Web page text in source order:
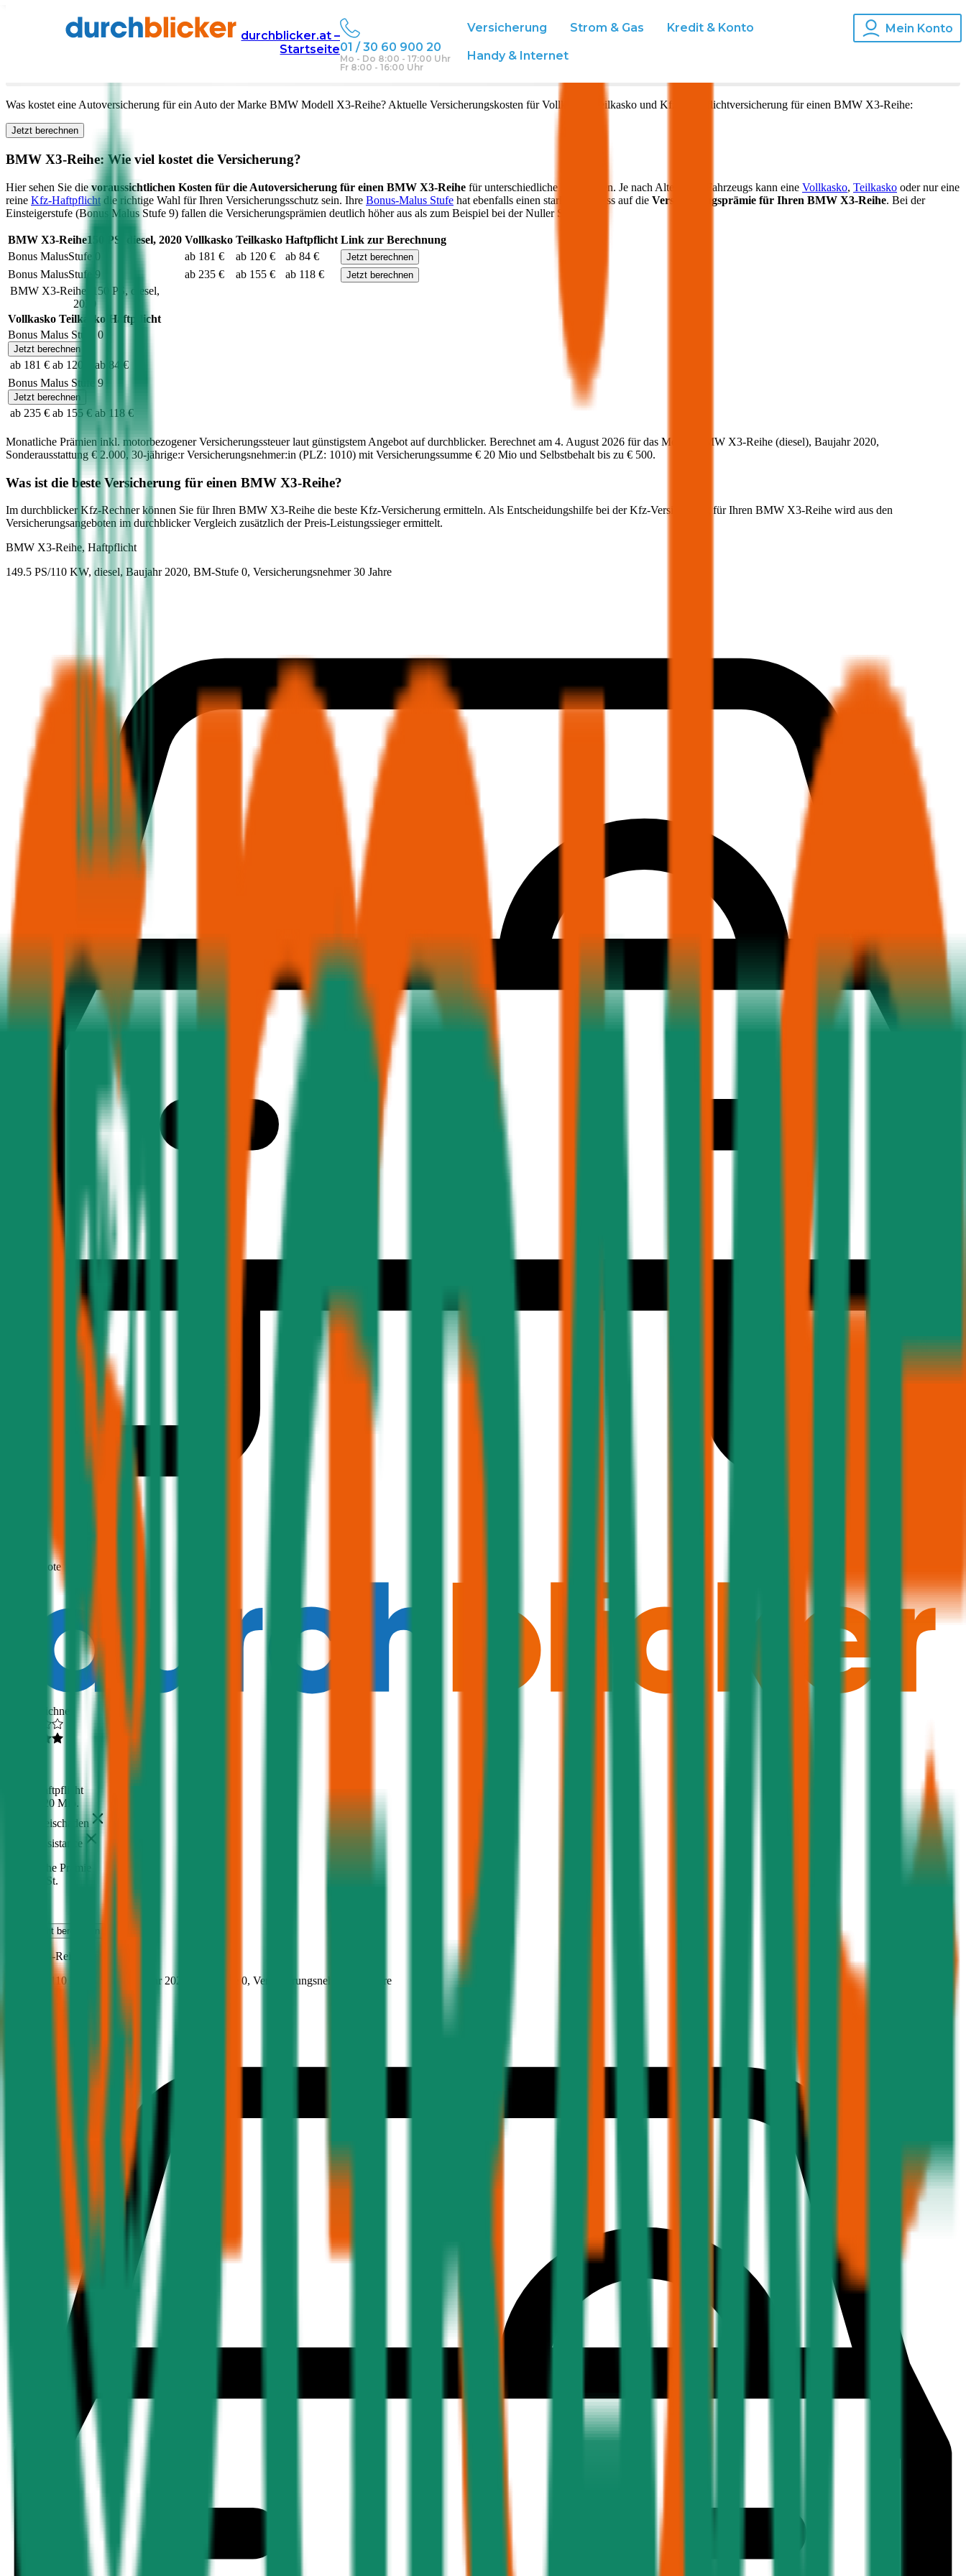
durchblicker.at –
Startseite01 / 30 60 900 20
Mo - Do 8:00 - 17:00 Uhr
Fr 8:00 - 16:00 Uhr
Versicherung Strom & Gas Kredit & Konto
Handy & Internet
Mein Konto
Autoversicherung BMW
in Österreich
Was kostet eine Autoversicherung für ein Auto der Marke BMW Modell X3-Reihe? Aktuelle Versicherungskosten für Vollkasko, Teilkasko und Kfz-Haftpflichtversicherung für einen BMW X3-Reihe:
Jetzt berechnen
BMW X3-Reihe: Wie viel kostet die Versicherung?
Hier sehen Sie die voraussichtlichen Kosten für die Autoversicherung für einen BMW X3-Reihe für unterschiedliche Deckungen. Je nach Alter Ihres Fahrzeugs kann eine Vollkasko, Teilkasko oder nur eine
reine Kfz-Haftpflicht die richtige Wahl für Ihren Versicherungsschutz sein. Ihre Bonus-Malus Stufe hat ebenfalls einen starken Einfluss auf die Versicherungsprämie für Ihren BMW X3-Reihe. Bei der
Einsteigerstufe (Bonus Malus Stufe 9) fallen die Versicherungsprämien deutlich höher aus als zum Beispiel bei der Nuller Stufe.
BMW X3-Reihe150 PS, diesel, 2020 Vollkasko Teilkasko Haftpflicht Link zur Berechnung
Bonus MalusStufe 0 ab 181 € ab 120 € ab 84 € Jetzt berechnen
Bonus MalusStufe 9 ab 235 € ab 155 € ab 118 € Jetzt berechnen
BMW X3-Reihe 150 PS, diesel,
2020
Vollkasko Teilkasko Haftpflicht
Bonus Malus Stufe 0
Jetzt berechnen
ab 181 € ab 120 €
ab 84 €
Bonus Malus Stufe 9
Jetzt berechnen
ab 235 € ab 155 € ab 118 €
Monatliche Prämien inkl. motorbezogener Versicherungssteuer laut günstigstem Angebot auf durchblicker. Berechnet am 4. August 2026 für das Modell BMW X3-Reihe (diesel), Baujahr 2020,
Sonderausstattung € 2.000, 30-jährige:rVersicherungsnehmer:in (PLZ: 1010) mit Versicherungssumme € 20 Mio und Selbstbehalt bis zu € 500.
Was ist die beste Versicherung für einen BMW X3-Reihe?
Im durchblicker Kfz-Rechner können Sie für Ihren BMW X3-Reihe die beste Kfz-Versicherung ermitteln. Als Entscheidungshilfe bei der Kfz-Versicherung für Ihren BMW X3-Reihe wird aus den
Versicherungsangeboten im durchblicker Vergleich zusätzlich der Preis-Leistungssieger ermittelt.
BMW X3-Reihe, Haftpflicht
149.5 PS/110 KW, diesel, Baujahr 2020, BM-Stufe 0, Versicherungsnehmer 30 Jahre
Produktnote
Ausgezeichnet
Haftpflicht
€ 20 Mio.
Freischaden
Assistance
Monatliche Prämie
inkl. mVSt.
Haftpflicht berechnen
X3-Reihe, Teilkasko
149.5 PS/110 KW, diesel, Baujahr 2020,
0, Versicherungsnehmer 30 Jahre